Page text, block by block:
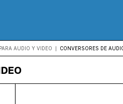
AUDIO Y VIDEO | CONVERSORES DE